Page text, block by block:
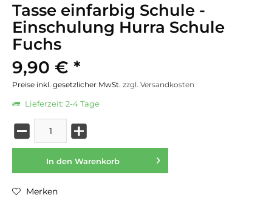
Tasse einfarbig Schule -
Einschulung Hurra Schule
Fuchs
9,90 € *
Preise inkl. gesetzlicher MwSt. zzgl. Versandkosten
Lieferzeit: 2-4 Tage
In den Warenkorb
Merken